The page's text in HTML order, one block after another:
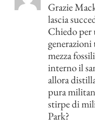
Grazie
lascia
Chiedo per
generazioni
mezza
interno il
allora
pura
stirpe di
Park?